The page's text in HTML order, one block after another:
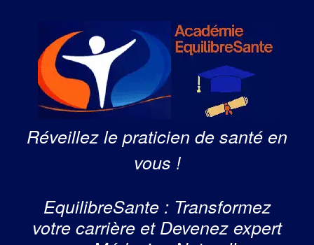
Réveillez le praticien de santé en
vous !
EquilibreSante : Transformez
votre carrière et Devenez expert